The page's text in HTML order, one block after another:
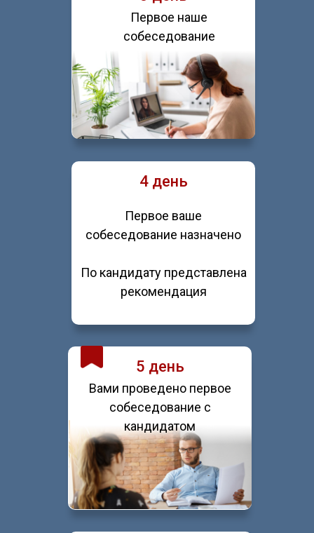
Первое наше
собеседование
4 день
Первое ваше
собеседование назначено
По кандидату представлена
рекомендация
5 день
Вами проведено первое
собеседование с
кандидатом